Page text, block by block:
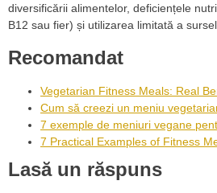
diversificării alimentelor, deficiențele
B12 sau fier) și utilizarea limitată a
Recomandat
Vegetarian Fitness Meals: Real
Cum să creezi un meniu
7 exemple de meniuri vegane
7 Practical Examples of Fitness
Lasă un răspuns